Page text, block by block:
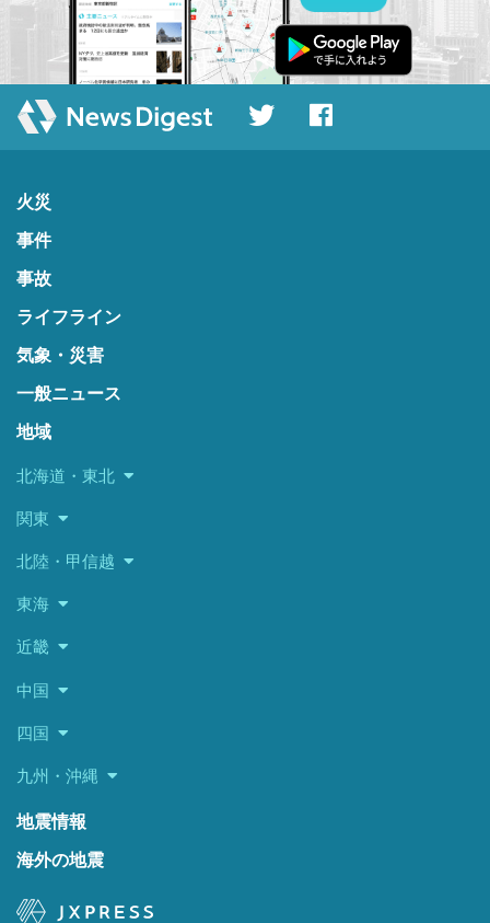
火災
事件
事故
ライフライン
気象・災害
一般ニュース
地域
北海道・東北
関東
北陸・甲信越
東海
近畿
中国
四国
九州・沖縄
地震情報
海外の地震